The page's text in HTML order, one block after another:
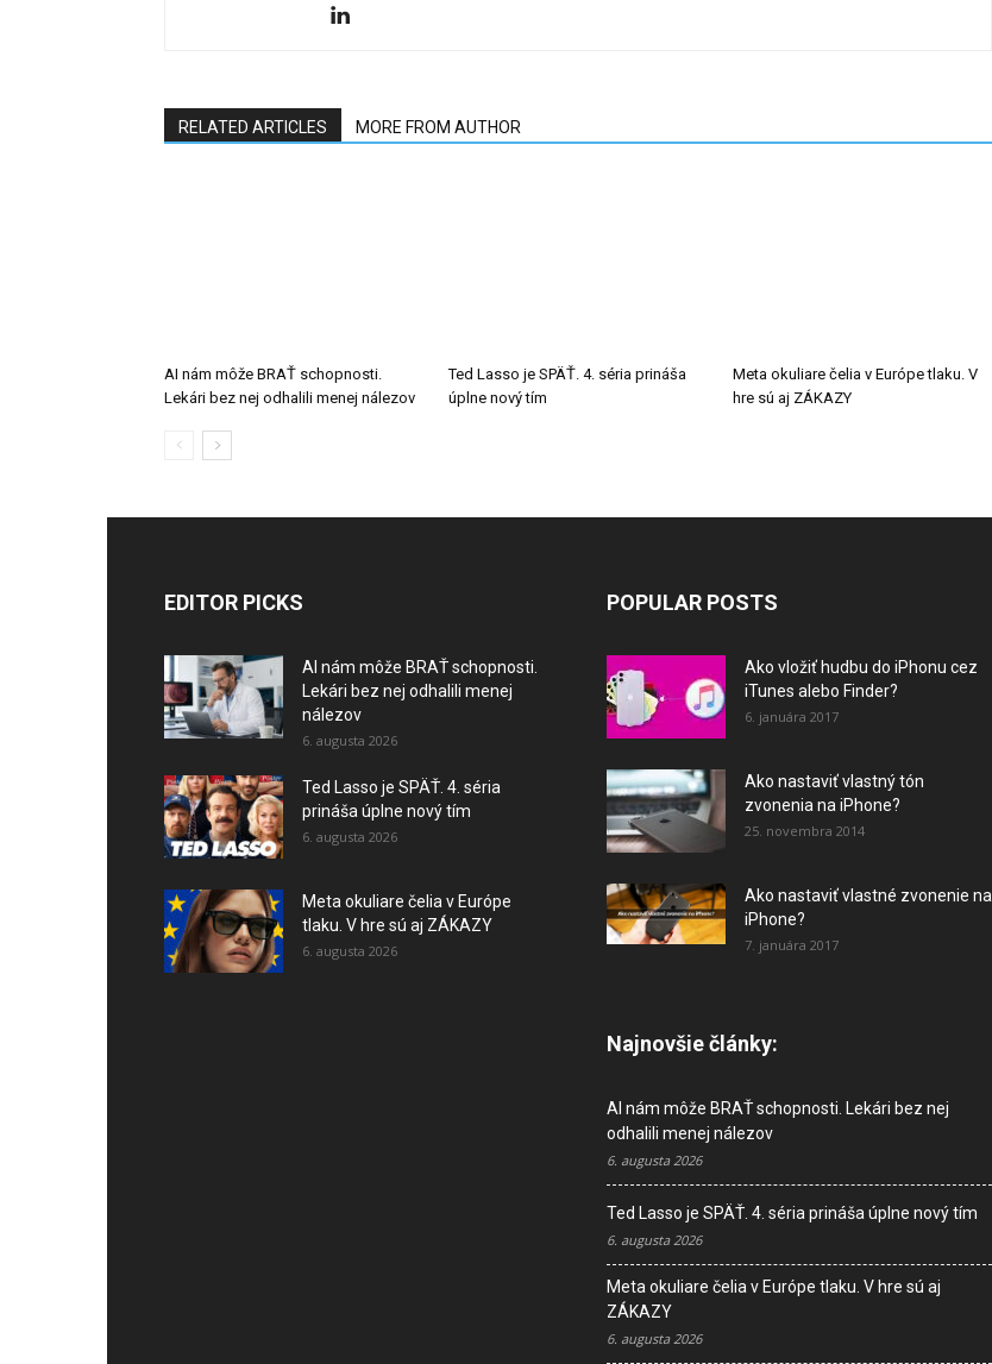
RELATED ARTICLES MORE FROM AUTHOR
AI nám môže BRAŤ schopnosti.
Lekári bez nej odhalili menej nálezov
Ted Lasso je SPÄŤ. 4. séria prináša
úplne nový tím
Meta okuliare čelia v Európe tlaku. V
hre sú aj ZÁKAZY
EDITOR PICKS
AI nám môže BRAŤ schopnosti.
Lekári bez nej odhalili menej
nálezov
6. augusta 2026
Ted Lasso je SPÄŤ. 4. séria
prináša úplne nový tím
6. augusta 2026
Meta okuliare čelia v Európe
tlaku. V hre sú aj ZÁKAZY
6. augusta 2026
POPULAR POSTS
Ako vložiť hudbu do iPhonu cez
iTunes alebo Finder?
6. januára 2017
Ako nastaviť vlastný tón
zvonenia na iPhone?
25. novembra 2014
Ako nastaviť vlastné zvonenie na
iPhone?
7. januára 2017
Najnovšie články:
AI nám môže BRAŤ schopnosti. Lekári bez nej
odhalili menej nálezov
6. augusta 2026
Ted Lasso je SPÄŤ. 4. séria prináša úplne nový tím
6. augusta 2026
Meta okuliare čelia v Európe tlaku. V hre sú aj
ZÁKAZY
6. augusta 2026